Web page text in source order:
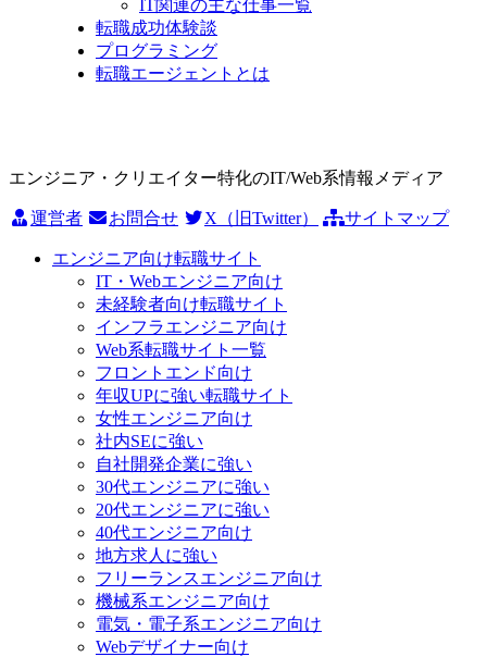
IT関連の主な仕事一覧
転職成功体験談
プログラミング
転職エージェントとは
エンジニア・クリエイター特化のIT/Web系情報メディア
運営者 お問合せ X（旧Twitter） サイトマップ
エンジニア向け転職サイト
IT・Webエンジニア向け
未経験者向け転職サイト
インフラエンジニア向け
Web系転職サイト一覧
フロントエンド向け
年収UPに強い転職サイト
女性エンジニア向け
社内SEに強い
自社開発企業に強い
30代エンジニアに強い
20代エンジニアに強い
40代エンジニア向け
地方求人に強い
フリーランスエンジニア向け
機械系エンジニア向け
電気・電子系エンジニア向け
Webデザイナー向け